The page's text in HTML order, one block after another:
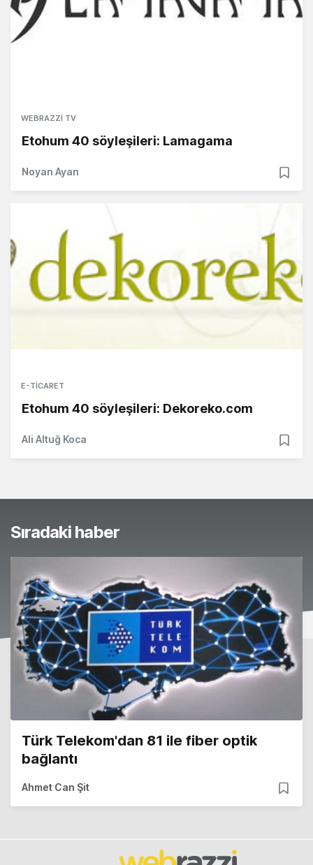
WEBRAZZI TV
Etohum 40 söyleşileri: Lamagama
Noyan Ayan
E-TICARET
Etohum 40 söyleşileri: Dekoreko.com
Ali Altuğ Koca
Sıradaki haber
Türk Telekom'dan 81 ile fiber optik
bağlantı
Ahmet Can Şit